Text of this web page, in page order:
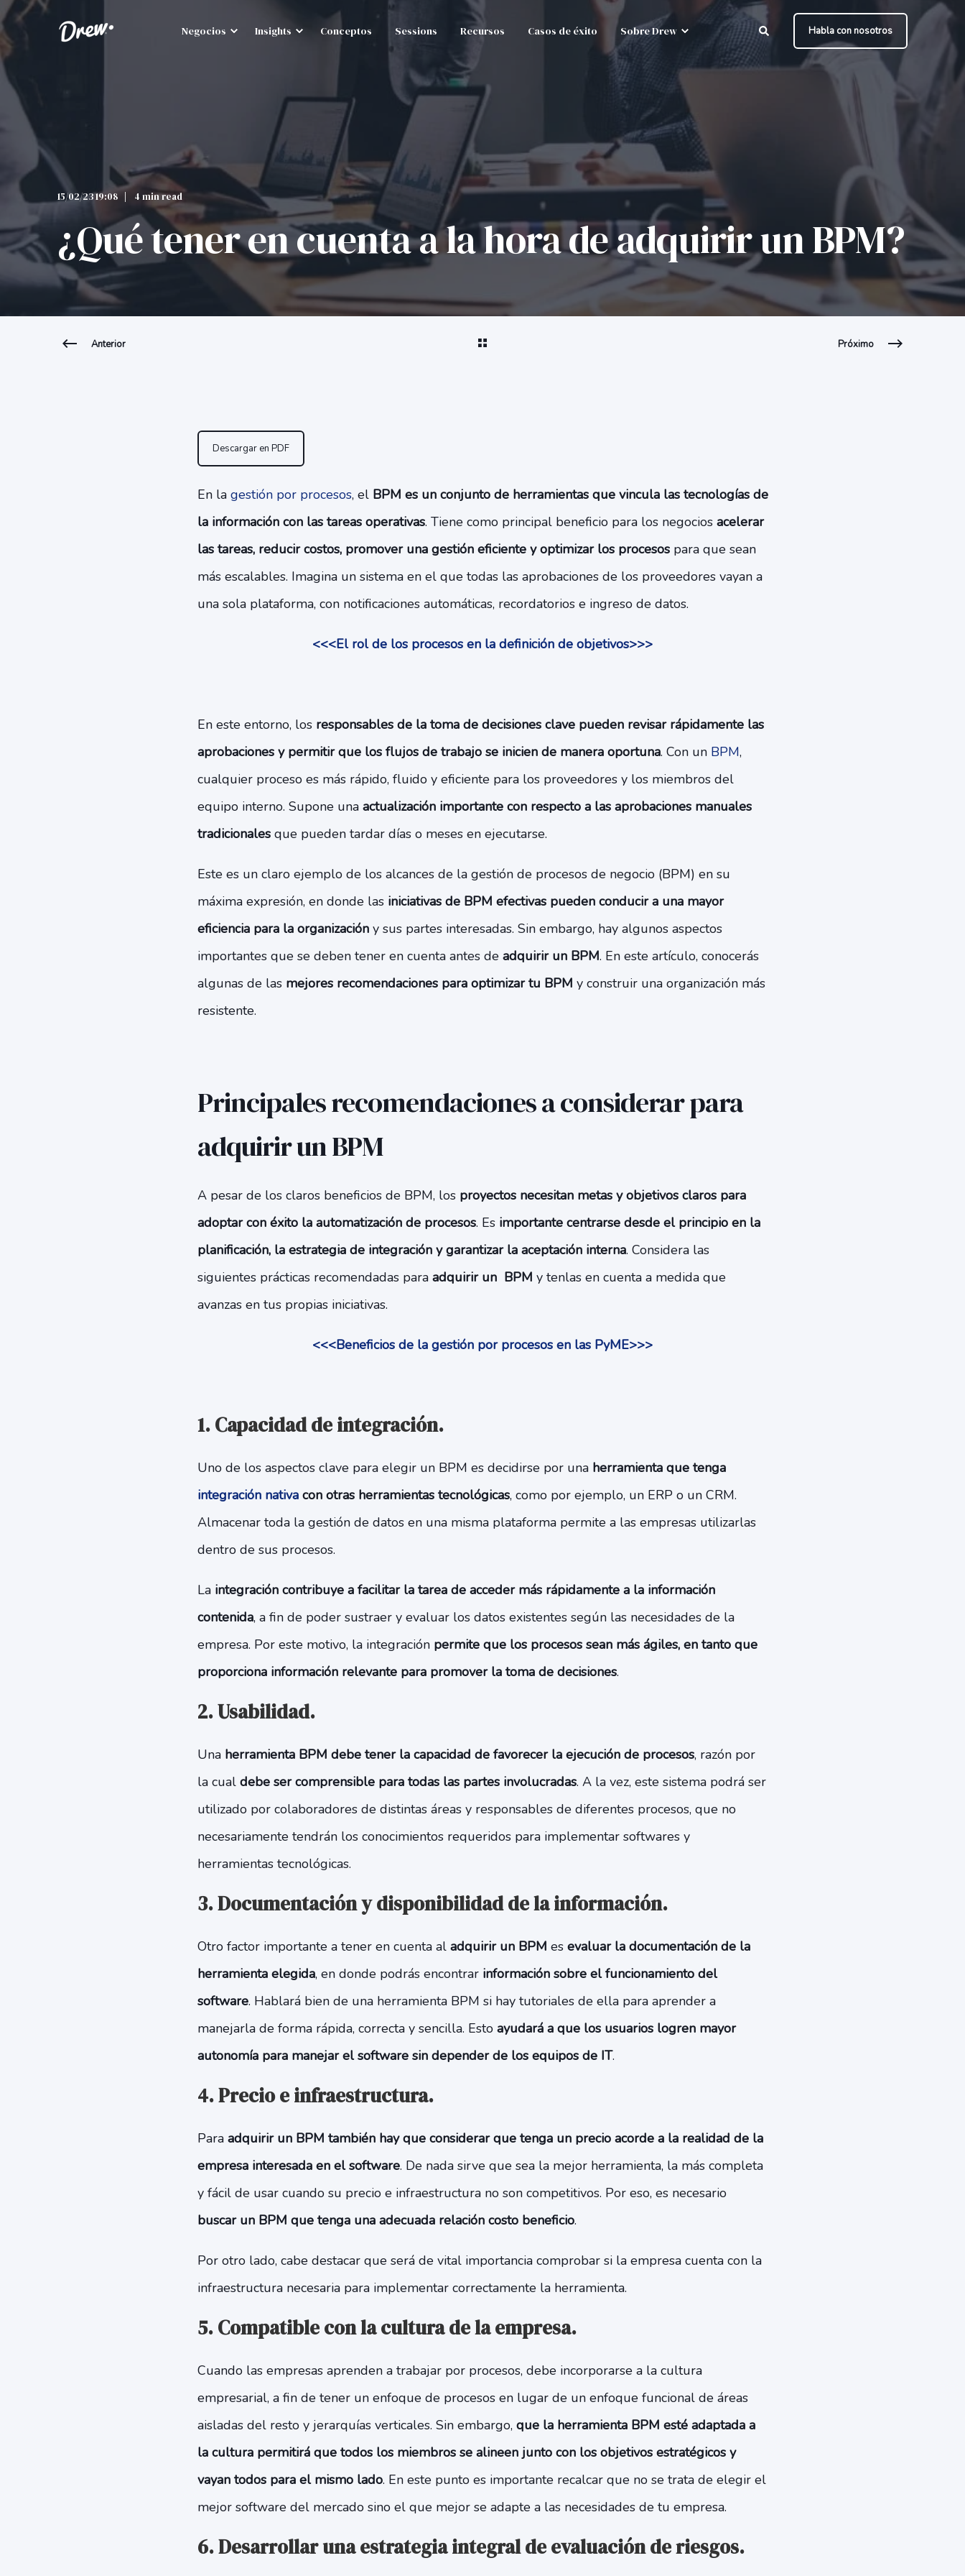
Negocios Insights Conceptos Sessions Recursos Casos de éxito Sobre Drew Habla con nosotros
15/02/23 19:08 4 min read
¿Qué tener en cuenta a la hora de adquirir un BPM?
Anterior Próximo
Descargar en PDF
En la gestión por procesos, el BPM es un conjunto de herramientas que vincula las tecnologías de
la información con las tareas operativas. Tiene como principal beneficio para los negocios acelerar
las tareas, reducir costos, promover una gestión eficiente y optimizar los procesospara que sean
más escalables. Imagina un sistema en el que todas las aprobaciones de los proveedores vayan a
una sola plataforma, con notificaciones automáticas, recordatorios e ingreso de datos.
<<<El rol de los procesos en la definición de objetivos>>>
En este entorno, los responsables de la toma de decisiones clave pueden revisar rápidamente las
aprobaciones y permitir que los flujos de trabajo se inicien de manera oportuna. Con un BPM,
cualquier proceso es más rápido, fluido y eficiente para los proveedores y los miembros del
equipo interno. Supone una actualización importante con respecto a las aprobaciones manuales
tradicionales que pueden tardar días o meses en ejecutarse.
Este es un claro ejemplo de los alcances de la gestión de procesos de negocio (BPM) en su
máxima expresión, en donde las iniciativas de BPM efectivas pueden conducir a una mayor
eficiencia para la organizacióny sus partes interesadas. Sin embargo, hay algunos aspectos
importantes que se deben tener en cuenta antes de adquirir un BPM. En este artículo, conocerás
algunas de lasmejores recomendaciones para optimizar tu BPM y construir una organización más
resistente.
Principales recomendaciones a considerar para
adquirir un BPM
A pesar de los claros beneficios de BPM, los proyectos necesitan metas y objetivos claros para
adoptar con éxito la automatización de procesos. Es importante centrarse desde el principio en la
planificación, la estrategia de integración y garantizar la aceptación interna. Considera las
siguientes prácticas recomendadas para adquirir un BPM y tenlas en cuenta a medida que
avanzas en tus propias iniciativas.
<<<Beneficios de la gestión por procesos en las PyME>>>
1. Capacidad de integración.
Uno de los aspectos clave para elegir un BPM es decidirse por una herramienta que tenga
integración nativacon otras herramientas tecnológicas, como por ejemplo, un ERP o un CRM.
Almacenar toda la gestión de datos en una misma plataforma permite a las empresas utilizarlas
dentro de sus procesos.
La integración contribuye a facilitar la tarea de acceder más rápidamente a la información
contenida, a fin de poder sustraer y evaluar los datos existentes según las necesidades de la
empresa. Por este motivo, la integración permite que los procesos sean más ágiles, en tanto que
proporciona información relevante para promover la toma de decisiones.
2. Usabilidad.
Una herramienta BPM debe tener la capacidad de favorecer la ejecución de procesos, razón por
la cual debe ser comprensible para todas las partes involucradas. A la vez, este sistema podrá ser
utilizado por colaboradores de distintas áreas y responsables de diferentes procesos, que no
necesariamente tendrán los conocimientos requeridos para implementar softwares y
herramientas tecnológicas.
3. Documentación y disponibilidad de la información.
Otro factor importante a tener en cuenta al adquirir un BPM es evaluar la documentación de la
herramienta elegida, en donde podrás encontrar información sobre el funcionamiento del
software. Hablará bien de una herramienta BPM si hay tutoriales de ella para aprender a
manejarla de forma rápida, correcta y sencilla. Esto ayudará a que los usuarios logren mayor
autonomía para manejar el software sin depender de los equipos de IT.
4. Precio e infraestructura.
Para adquirir un BPM también hay que considerar que tenga un precio acorde a la realidad de la
empresa interesada en el software. De nada sirve que sea la mejor herramienta, la más completa
y fácil de usar cuando su precio e infraestructura no son competitivos. Por eso, es necesario
buscar un BPM que tenga una adecuada relación costo beneficio.
Por otro lado, cabe destacar que será de vital importancia comprobar si la empresa cuenta con la
infraestructura necesaria para implementar correctamente la herramienta.
5. Compatible con la cultura de la empresa.
Cuando las empresas aprenden a trabajar por procesos, debe incorporarse a la cultura
empresarial, a fin de tener un enfoque de procesos en lugar de un enfoque funcional de áreas
aisladas del resto y jerarquías verticales. Sin embargo, que la herramienta BPM esté adaptada a
la cultura permitirá que todos los miembros se alineen junto con los objetivos estratégicos y
vayan todos para el mismo lado. En este punto es importante recalcar que no se trata de elegir el
mejor software del mercado sino el que mejor se adapte a las necesidades de tu empresa.
6. Desarrollar una estrategia integral de evaluación de riesgos.